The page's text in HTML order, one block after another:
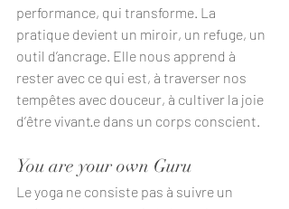
performance, qui transforme. La
pratique devient un miroir, un refuge, un
outil d’ancrage. Elle nous apprend à
rester avec ce qui est, à traverser nos
tempêtes avec douceur, à cultiver la joie
d’être vivant·e dans un corps conscient.
You are your own Guru
Le yoga ne consiste pas à suivre un